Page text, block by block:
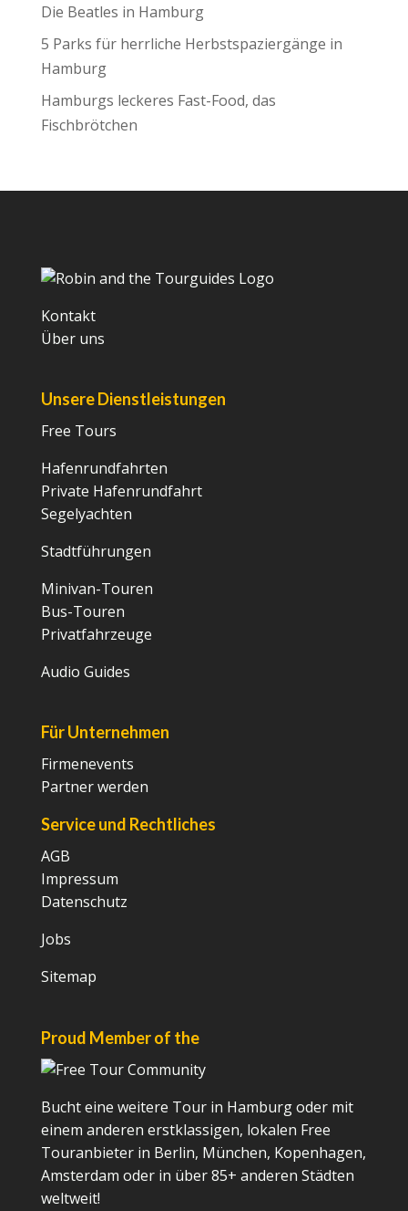
Die Beatles in Hamburg
5 Parks für herrliche Herbstspaziergänge in
Hamburg
Hamburgs leckeres Fast-Food, das
Fischbrötchen
Kontakt
Über uns
Unsere Dienstleistungen
Free Tours
Hafenrundfahrten
Private Hafenrundfahrt
Segelyachten
Stadtführungen
Minivan-Touren
Bus-Touren
Privatfahrzeuge
Audio Guides
Für Unternehmen
Firmenevents
Partner werden
Service und Rechtliches
AGB
Impressum
Datenschutz
Jobs
Sitemap
Proud Member of the
Bucht eine weitere Tour in Hamburg oder mit
einem anderen erstklassigen, lokalen Free
Touranbieter in Berlin, München, Kopenhagen,
Amsterdam oder in über 85+ anderen Städten
weltweit!